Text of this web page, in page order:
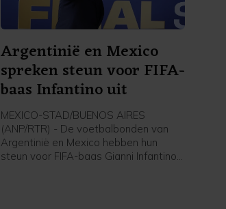
Argentinië en Mexico
spreken steun voor FIFA-
baas Infantino uit
MEXICO-STAD/BUENOS AIRES
(ANP/RTR) - De voetbalbonden van
Argentinië en Mexico hebben hun
steun voor FIFA-baas Gianni Infantino